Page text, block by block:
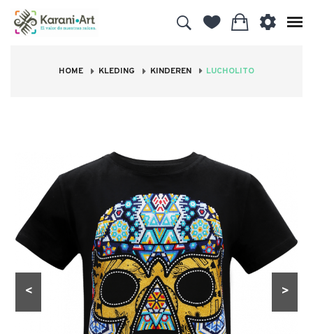
HOME KLEDING KINDEREN LUCHOLITO
>
<